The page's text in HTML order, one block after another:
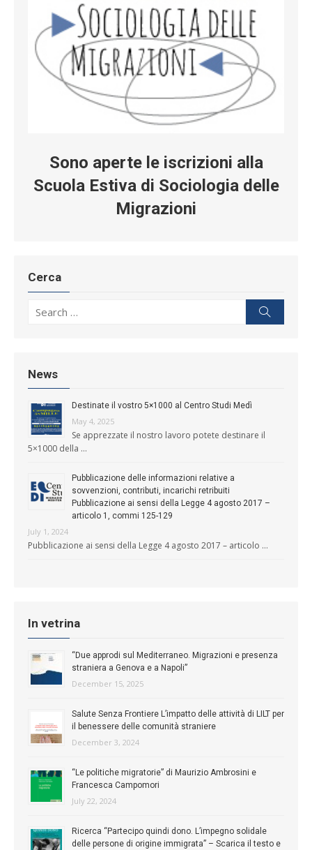
Sono aperte le iscrizioni alla
Scuola Estiva di Sociologia delle
Migrazioni
Cerca
News
Destinate il vostro 5×1000 al Centro Studi Medì
May 4, 2025
Se apprezzate il nostro lavoro potete destinare il
5×1000 della …
Pubblicazione delle informazioni relative a
sovvenzioni, contributi, incarichi retribuiti
Pubblicazione ai sensi della Legge 4 agosto 2017 –
articolo 1, commi 125-129
July 1, 2024
Pubblicazione ai sensi della Legge 4 agosto 2017 – articolo …
In vetrina
“Due approdi sul Mediterraneo. Migrazioni e presenza
straniera a Genova e a Napoli”
December 15, 2025
Salute Senza Frontiere L’impatto delle attività di LILT per
il benessere delle comunità straniere
December 3, 2024
“Le politiche migratorie” di Maurizio Ambrosini e
Francesca Campomori
July 22, 2024
Ricerca “Partecipo quindi dono. L’impegno solidale
delle persone di origine immigrata” – Scarica il testo e